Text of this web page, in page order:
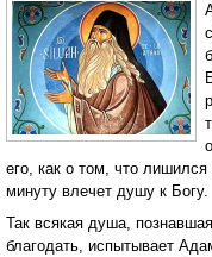
его, как о том, что
минуту влечет душу к Богу.
Так всякая душа,
благодать, испытывает